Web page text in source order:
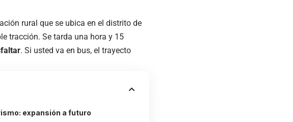
rural que se ubica en el distrito de
tracción. Se tarda una hora y 15
. Si usted va en bus, el trayecto
expansión a futuro